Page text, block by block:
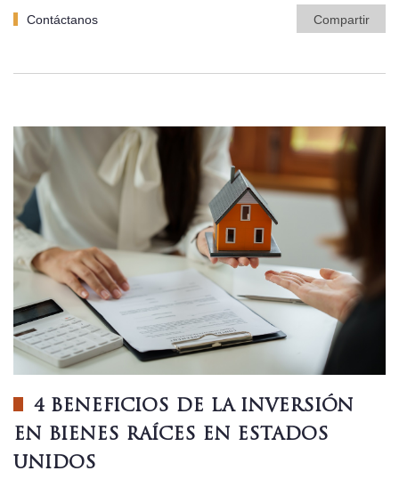
Contáctanos Compartir
4 BENEFICIOS DE LA INVERSIÓN
EN BIENES RAÍCES EN ESTADOS
UNIDOS